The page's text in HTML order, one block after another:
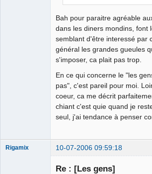
Bah pour paraitre agréable
dans les diners mondins, font
semblant d'être interessé par
général les grandes gueules
s'imposer, ca plait pas trop.
En ce qui concerne le "les
pas", c'est pareil pour moi.
coeur, ca me décrit
chiant c'est quie quand je
seul, j'ai tendance à penser
Rigamix 10-07-2006 09:59:18
Re : [Les gens]